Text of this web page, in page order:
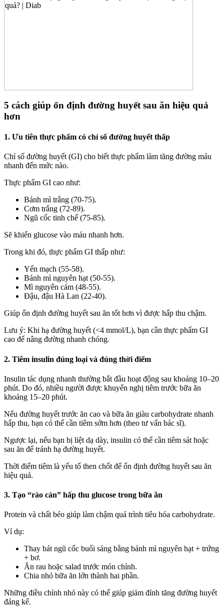
5 cách giúp ổn định đường huyết sau ăn hiệu quả
hơn
1. Ưu tiên thực phẩm có chỉ số đường huyết thấp
Chỉ số đường huyết (GI) cho biết thực phẩm làm tăng đường máu
nhanh đến mức nào.
Thực phẩm GI cao như:
Bánh mì trắng (70-75).
Cơm trắng (72-89).
Ngũ cốc tinh chế (75-85).
Sẽ khiến glucose vào máu nhanh hơn.
Trong khi đó, thực phẩm GI thấp như:
Yến mạch (55-58).
Bánh mì nguyên hạt (50-55).
Mì nguyên cám (48-55).
Đậu, đậu Hà Lan (22-40).
Giúp ổn định đường huyết sau ăn tốt hơn vì được hấp thu chậm.
Lưu ý: Khi hạ đường huyết (<4 mmol/L), bạn cần thực phẩm GI
cao để nâng đường nhanh chóng.
2. Tiêm insulin đúng loại và đúng thời điểm
Insulin tác dụng nhanh thường bắt đầu hoạt động sau khoảng 10–20
phút. Do đó, nhiều người được khuyến nghị tiêm trước bữa ăn
khoảng 15–20 phút.
Nếu đường huyết trước ăn cao và bữa ăn giàu carbohydrate nhanh
hấp thu, bạn có thể cần tiêm sớm hơn (theo tư vấn bác sĩ).
Ngược lại, nếu bạn bị liệt dạ dày, insulin có thể cần tiêm sát hoặc
sau ăn để tránh hạ đường huyết.
Thời điểm tiêm là yếu tố then chốt để ổn định đường huyết sau ăn
hiệu quả.
3. Tạo “rào cản” hấp thu glucose trong bữa ăn
Protein và chất béo giúp làm chậm quá trình tiêu hóa carbohydrate.
Ví dụ:
Thay bát ngũ cốc buổi sáng bằng bánh mì nguyên hạt + trứng
+ bơ.
Ăn rau hoặc salad trước món chính.
Chia nhỏ bữa ăn lớn thành hai phần.
Những điều chỉnh nhỏ này có thể giúp giảm đỉnh tăng đường huyết
đáng kể.